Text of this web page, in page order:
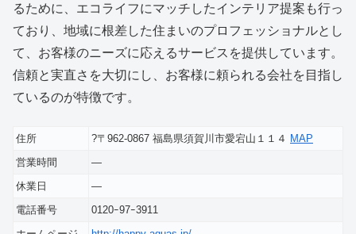
るために、エコライフにマッチしたインテリア提案も行っ
ており、地域に根差した住まいのプロフェッショナルとし
て、お客様のニーズに応えるサービスを提供しています。
信頼と実直さを大切にし、お客様に頼られる会社を目指し
ているのが特徴です。
住所 ?〒962-0867 福島県須賀川市愛宕山１１４ MAP
営業時間
―
休業日
―
電話番号
0120ｰ97ｰ3911